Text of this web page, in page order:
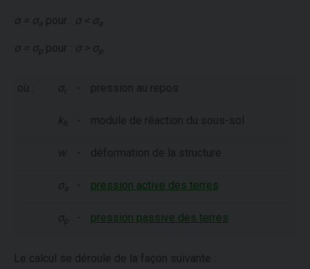
σ = σa pour : σ < σa
σ = σp pour : σ > σp
où : σr - pression au repos
k - module de réaction du sous-sol
w - déformation de la structure
σ a - pression active des terres
σp - pression passive des terres
Le calcul se déroule de la façon suivante :